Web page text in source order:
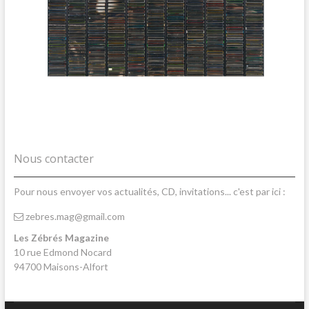
Nous contacter
Pour nous envoyer vos actualités, CD, invitations... c'est par ici :
zebres.mag@gmail.com
Les Zébrés Magazine
10 rue Edmond Nocard
94700 Maisons-Alfort